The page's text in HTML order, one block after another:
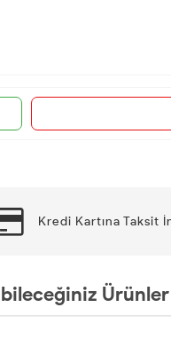
Kredi Kartına Taksit
Ürünler